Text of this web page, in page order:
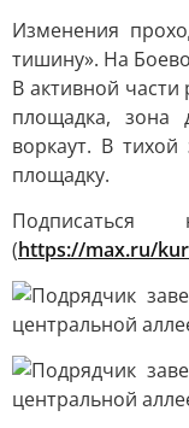
Изменения
тишину». На
В активной части
площадка, зона
воркаут. В
площадку.
(https://max.ru/